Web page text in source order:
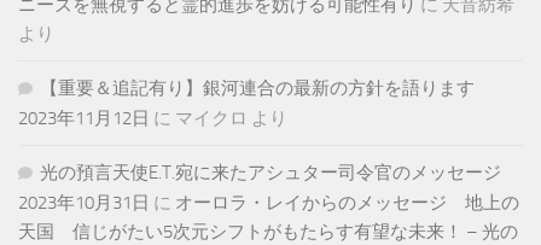
ニーズを無視すると霊的進歩を妨げる可能性有り に 天音紡希
より
【重要＆追記有り】銀河連合の最新の方針を語ります
2023年11月12日 に マイクロ より
光の預言天使E.T.宛に来たアシュター司令官のメッセージ
2023年10月31日 に オーロラ・レイからのメッセージ 地上の
天国 信じがたい5次元シフトがもたらす有望な未来！ – 光の